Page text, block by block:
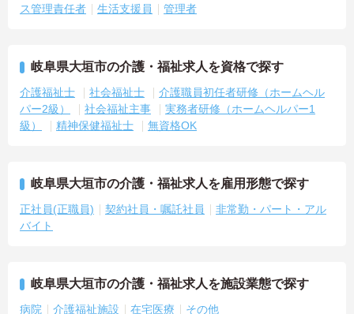
ス管理責任者
生活支援員 管理者
岐阜県大垣市の介護・福祉求人を資格で探す
介護福祉士 社会福祉士
介護職員初任者研修（ホームヘル
パー2級）
社会福祉主事
実務者研修（ホームヘルパー1
級）
精神保健福祉士 無資格OK
岐阜県大垣市の介護・福祉求人を雇用形態で探す
正社員(正職員) 契約社員・嘱託社員
非常勤・パート・アル
バイト
岐阜県大垣市の介護・福祉求人を施設業態で探す
病院 介護福祉施設 在宅医療 その他